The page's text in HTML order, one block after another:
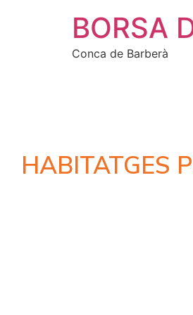
BORSA
Conca de Barberà
HABITATGES